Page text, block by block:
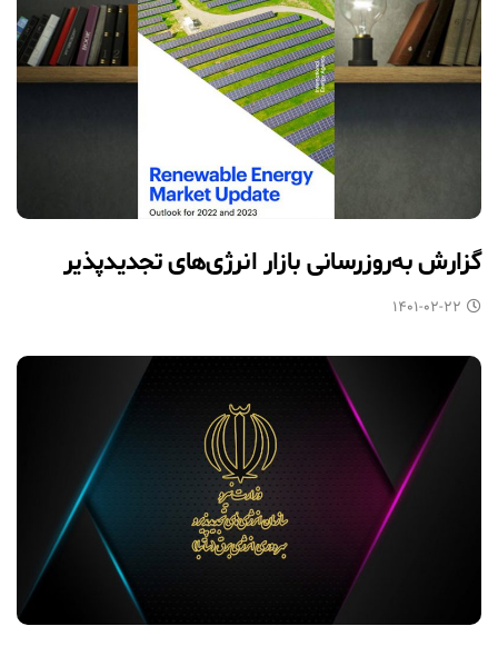
گزارش به‌روزرسانی بازار انرژی‌های تجدیدپذیر
۱۴۰۱-۰۲-۲۲